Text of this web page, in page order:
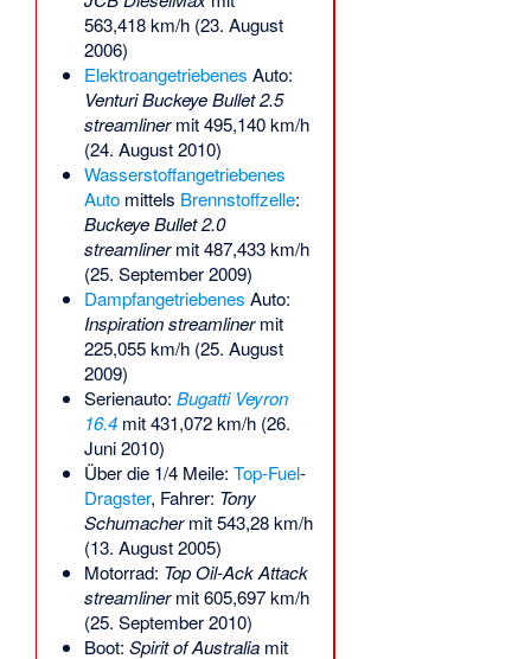
563,418 km/h (23. August
2006)
Elektroangetriebenes Auto:
Venturi Buckeye Bullet 2.5
streamlinermit 495,140 km/h
(24. August 2010)
Wasserstoffangetriebenes
Automittels Brennstoffzelle:
Buckeye Bullet 2.0
streamlinermit 487,433 km/h
(25. September 2009)
Dampfangetriebenes Auto:
Inspiration streamlinermit
225,055 km/h (25. August
2009)
Serienauto: Bugatti Veyron
16.4mit 431,072 km/h (26.
Juni 2010)
Über die 1/4 Meile: Top-Fuel-
Dragster, Fahrer: Tony
Schumachermit 543,28 km/h
(13. August 2005)
Motorrad: Top Oil-Ack Attack
streamlinermit 605,697 km/h
(25. September 2010)
Boot: Spirit of Australiamit